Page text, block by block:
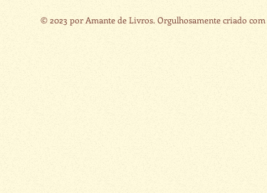
© 2023 por Amante de Livros. Orgulhosamente criado com